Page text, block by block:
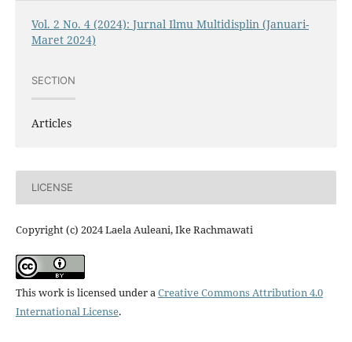
Vol. 2 No. 4 (2024): Jurnal Ilmu Multidisplin (Januari-
Maret 2024)
SECTION
Articles
LICENSE
Copyright (c) 2024 Laela Auleani, Ike Rachmawati
This work is licensed under aCreative Commons Attribution 4.0
International License.